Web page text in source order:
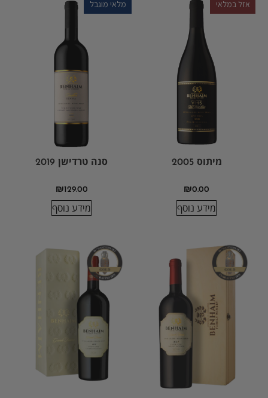
אזל במלאי
מיתוס 2005
₪0.00
מידע נוסף
מלאי מוגבל
סנה טרדישן 2019
₪129.00
מידע נוסף